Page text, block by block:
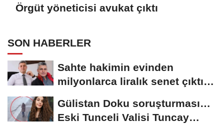
Örgüt yöneticisi avukat çıktı
SON HABERLER
Sahte hakimin evinden
milyonlarca liralık senet çıktı:
Gülistan Doku soruşturması…
Eski Tunceli Valisi Tuncay